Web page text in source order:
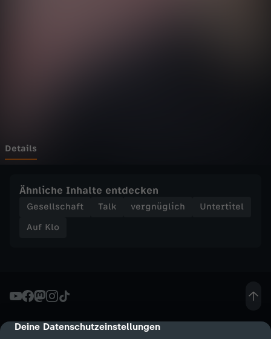
cmp-dialog-description
Deine Datenschutzeinstellungen
m
r
e
z
Details
Ähnliche Inhalte entdecken
Gesellschaft Talk vergnüglich
Untertitel
Auf Klo